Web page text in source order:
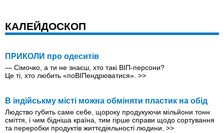
КАЛЕЙДОСКОП
ПРИКОЛИ про одеситів
— Сімочко, а ти не знаєш, хто такі ВІП-персони?
Це ті, хто любить «поВІПендрюватися». >>
В індійськму місті можна обміняти пластик на обід
Людство губить саме себе, щороку продукуючи мільйони тонн
сміття, і чим бідніша країна, тим гірше справи щодо сортування
та переробки продуктів життєдіяльності людини. >>